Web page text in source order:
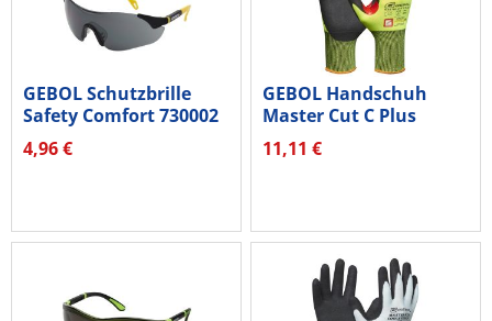
GEBOL Schutzbrille
Safety Comfort 730002
getönt
4,96 €
GEBOL Handschuh
Master Cut C Plus
709819 Gr.7
11,11 €